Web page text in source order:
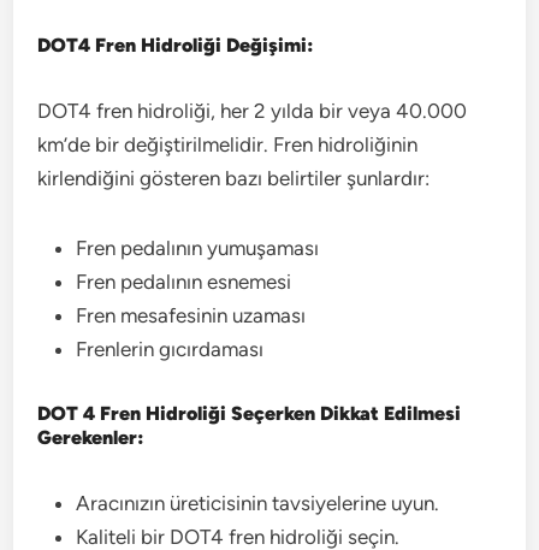
DOT4 Fren Hidroliği Değişimi:
DOT4 fren hidroliği, her 2 yılda bir veya 40.000
km’de bir değiştirilmelidir. Fren hidroliğinin
kirlendiğini gösteren bazı belirtiler şunlardır:
Fren pedalının yumuşaması
Fren pedalının esnemesi
Fren mesafesinin uzaması
Frenlerin gıcırdaması
DOT 4 Fren Hidroliği Seçerken Dikkat Edilmesi
Gerekenler:
Aracınızın üreticisinin tavsiyelerine uyun.
Kaliteli bir DOT4 fren hidroliği seçin.